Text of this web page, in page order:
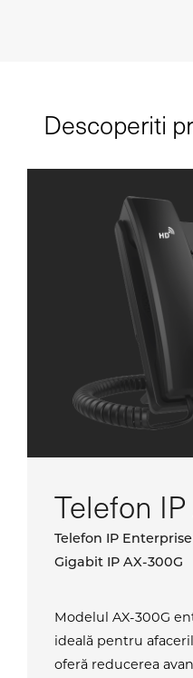
Descoperiti
Telefon
Telefon IP
Gigabit IP AX-300G
Modelul AX-300G
ideală pentru
oferă reducerea